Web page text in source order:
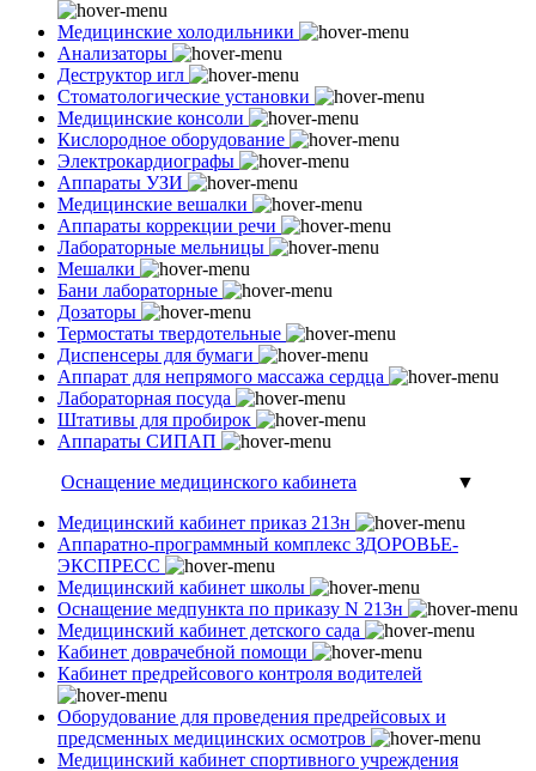
Медицинские холодильники
Анализаторы
Деструктор игл
Стоматологические установки
Медицинские консоли
Кислородное оборудование
Электрокардиографы
Аппараты УЗИ
Медицинские вешалки
Аппараты коррекции речи
Лабораторные мельницы
Мешалки
Бани лабораторные
Дозаторы
Термостаты твердотельные
Диспенсеры для бумаги
Аппарат для непрямого массажа сердца
Лабораторная посуда
Штативы для пробирок
Аппараты СИПАП
Оснащение медицинского кабинета
▼
Медицинский кабинет приказ 213н
Аппаратно-программный комплекс ЗДОРОВЬЕ-
ЭКСПРЕСС
Медицинский кабинет школы
Оснащение медпункта по приказу N 213н
Медицинский кабинет детского сада
Кабинет доврачебной помощи
Кабинет предрейсового контроля водителей
Оборудование для проведения предрейсовых и
предсменных медицинских осмотров
Медицинский кабинет спортивного учреждения